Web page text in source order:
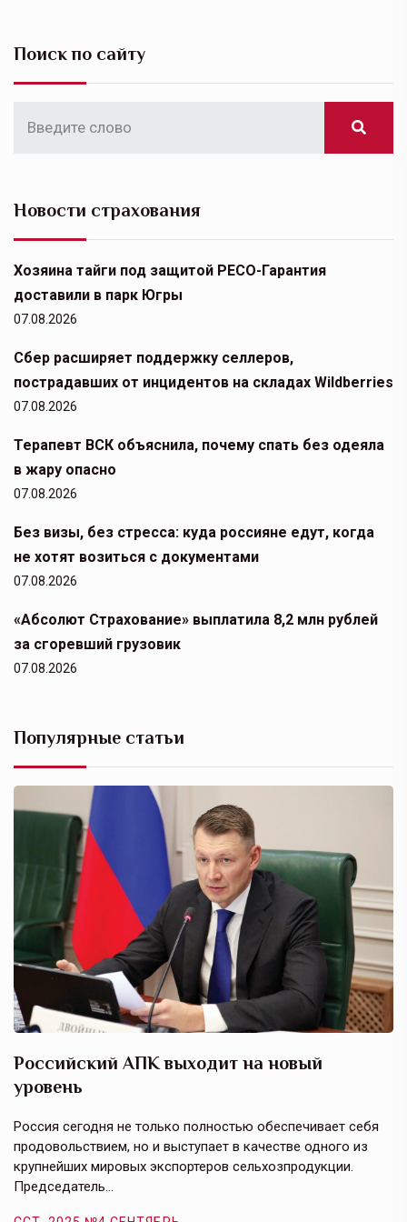
Поиск по сайту
Новости страхования
Хозяина тайги под защитой РЕСО-Гарантия
доставили в парк Югры
07.08.2026
Сбер расширяет поддержку селлеров,
пострадавших от инцидентов на складах Wildberries
07.08.2026
Терапевт ВСК объяснила, почему спать без одеяла
в жару опасно
07.08.2026
Без визы, без стресса: куда россияне едут, когда
не хотят возиться с документами
07.08.2026
«Абсолют Страхование» выплатила 8,2 млн рублей
за сгоревший грузовик
07.08.2026
Популярные статьи
Российский АПК выходит на новый
уровень
Россия сегодня не только полностью обеспечивает себя
продовольствием, но и выступает в качестве одного из
крупнейших мировых экспортеров сельхозпродукции.
Председатель…